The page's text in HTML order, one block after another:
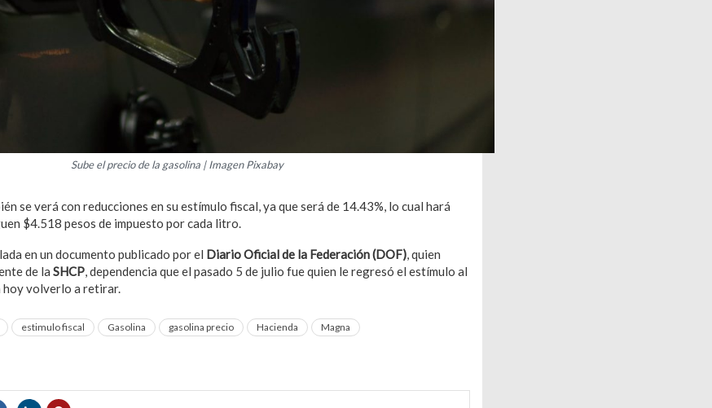
Sube el precio de la gasolina | Imagen Pixabay
se verá con reducciones en su estímulo fiscal, ya que será de 14.43%, lo cual hará
$4.518 pesos de impuesto por cada litro.
en un documento publicado por el Diario Oficial de la Federación (DOF) , quien
de la SHCP , dependencia que el pasado 5 de julio fue quien le regresó el estímulo al
hoy volverlo a retirar.
estimulo fiscal Gasolina gasolina precio Hacienda Magna